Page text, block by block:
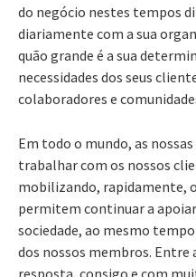
do negócio nestes tempos
diariamente com a sua
quão grande é a sua
necessidades dos seus
colaboradores e
Em todo o mundo, as
trabalhar com os nossos
mobilizando, rapidamente,
permitem continuar a
sociedade, ao mesmo
dos nossos membros. Entre
resposta, consigo e com